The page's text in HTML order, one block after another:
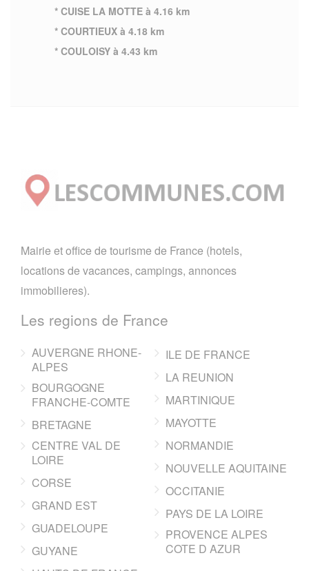
* CUISE LA MOTTE à 4.16 km
* COURTIEUX à 4.18 km
* COULOISY à 4.43 km
Mairie et office de tourisme de France (hotels,
locations de vacances, campings, annonces
immobilieres).
Les regions de France
AUVERGNE RHONE-
ALPES
BOURGOGNE
FRANCHE-COMTE
BRETAGNE
CENTRE VAL DE
LOIRE
CORSE
GRAND EST
GUADELOUPE
GUYANE
ILE DE FRANCE
LA REUNION
MARTINIQUE
MAYOTTE
NORMANDIE
NOUVELLE AQUITAINE
OCCITANIE
PAYS DE LA LOIRE
PROVENCE ALPES
COTE D AZUR